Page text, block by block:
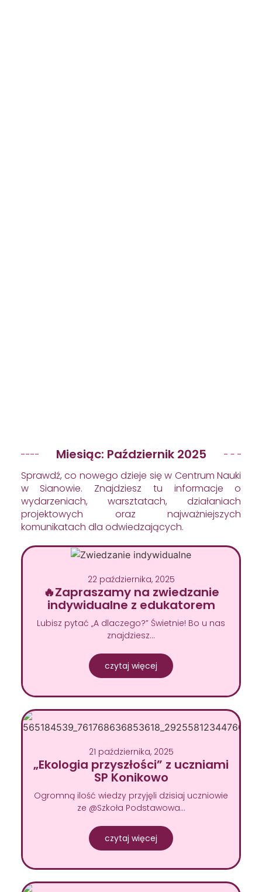
Miesiąc: Październik 2025
Sprawdź, co nowego dzieje się w Centrum Nauki
w Sianowie. Znajdziesz tu informacje o
wydarzeniach, warsztatach, działaniach
projektowych oraz najważniejszych
komunikatach dla odwiedzających.
22 października, 2025
🔥Zapraszamy na zwiedzanie
indywidualne z edukatorem
Lubisz pytać „A dlaczego?” Świetnie! Bo u nas
znajdziesz…
czytaj więcej
21 października, 2025
„Ekologia przyszłości” z uczniami
SP Konikowo
Ogromną ilość wiedzy przyjęli dzisiaj uczniowie
ze @Szkoła Podstawowa…
czytaj więcej